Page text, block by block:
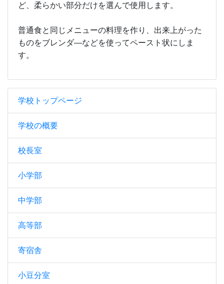
学校トップページ
学校の概要
校長室
小学部
中学部
高等部
寄宿舎
小豆分室
ど、柔らかい部分だけを選んで使用します。
普通食と同じメニューの料理を作り、出来上がった
ものをブレンダ―などを使ってペースト状にしま
す。